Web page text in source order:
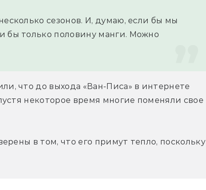
сезонов. И, думаю, если бы мы
бы только половину манги. Можно
что до выхода «Ван-Писа» в интернете
некоторое время многие поменяли свое
в том, что его примут тепло, поскольку